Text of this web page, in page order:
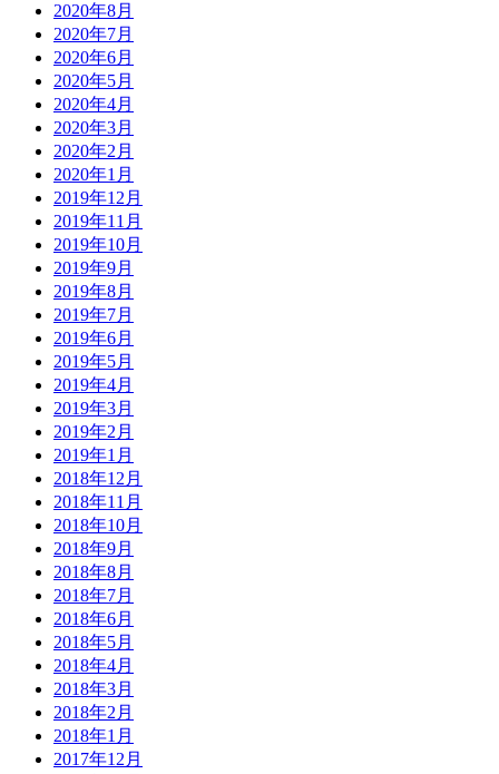
2020年8月
2020年7月
2020年6月
2020年5月
2020年4月
2020年3月
2020年2月
2020年1月
2019年12月
2019年11月
2019年10月
2019年9月
2019年8月
2019年7月
2019年6月
2019年5月
2019年4月
2019年3月
2019年2月
2019年1月
2018年12月
2018年11月
2018年10月
2018年9月
2018年8月
2018年7月
2018年6月
2018年5月
2018年4月
2018年3月
2018年2月
2018年1月
2017年12月